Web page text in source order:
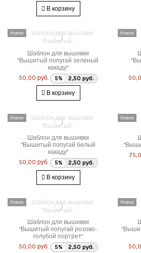
В корзину
Новое
Шаблон для вышивки
"Вышитый попугай зеленый
какаду"
50,00 руб.
5% 2,50 руб.
В корзину
Новое
Новое
Шаблон для вышивки
"Вышитый попугай белый
какаду"
50,00 руб.
5% 2,50 руб.
В корзину
Новое
Новое
Шаблон для вышивки
"Вышитый попугай розово-
голубой портрет"
50,00 руб.
5% 2,50 руб.
Новое